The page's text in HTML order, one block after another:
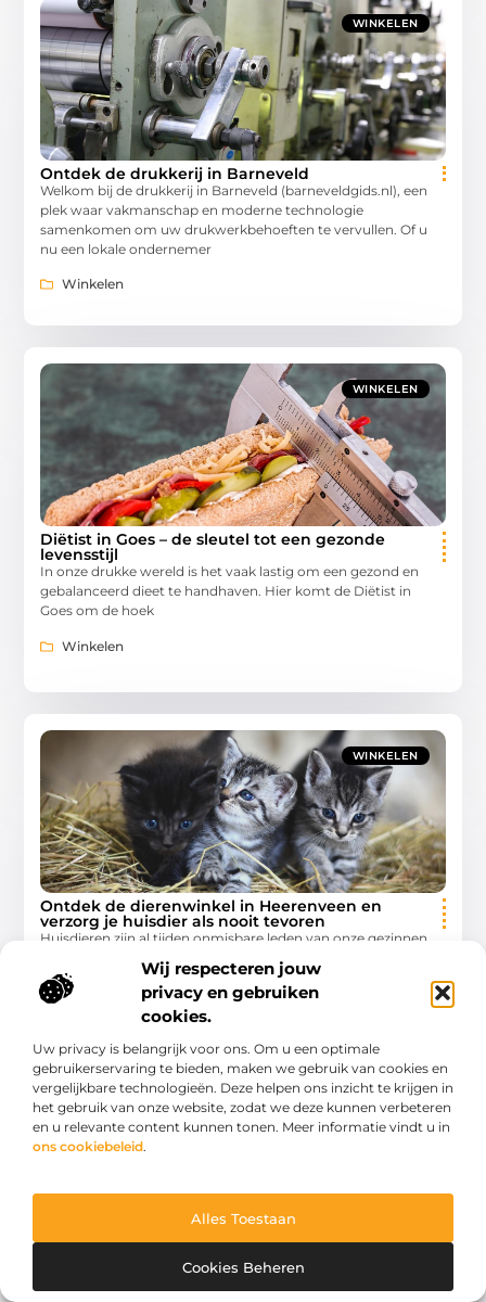
Wij respecteren jouw
privacy en gebruiken
cookies.
Uw privacy is belangrijk voor ons. Om u een optimale
gebruikerservaring te bieden, maken we gebruik van cookies en
vergelijkbare technologieën. Deze helpen ons inzicht te krijgen in
het gebruik van onze website, zodat we deze kunnen verbeteren
en u relevante content kunnen tonen. Meer informatie vindt u in
ons cookiebeleid.
Alles Toestaan
Cookies Beheren
WINKELEN
Ontdek de drukkerij in Barneveld
Welkom bij de drukkerij in Barneveld (barneveldgids.nl), een
plek waar vakmanschap en moderne technologie
samenkomen om uw drukwerkbehoeften te vervullen. Of u
nu een lokale ondernemer
Winkelen
WINKELEN
Diëtist in Goes – de sleutel tot een gezonde
levensstijl
In onze drukke wereld is het vaak lastig om een gezond en
gebalanceerd dieet te handhaven. Hier komt de Diëtist in
Goes om de hoek
Winkelen
WINKELEN
Ontdek de dierenwinkel in Heerenveen en
verzorg je huisdier als nooit tevoren
Huisdieren zijn al tijden onmisbare leden van onze gezinnen,
prioriteiten. Voor de beste producten
WINKELEN
Ontdek de dierenspeciaalzaak in kampen en
waarom het een bezoek waard is